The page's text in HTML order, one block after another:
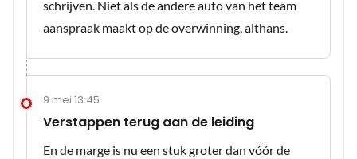
schrijven. Niet als de andere auto van het team
aanspraak maakt op de overwinning, althans.
9 mei 13:45
Verstappen terug aan de leiding
En de marge is nu een stuk groter dan vóór de